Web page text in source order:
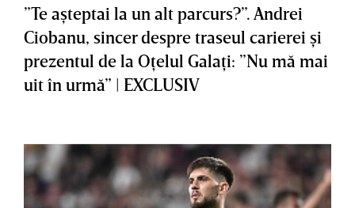
”Te aşteptai la un alt parcurs?”. Andrei
Ciobanu, sincer despre traseul carierei şi
prezentul de la Oţelul Galaţi: ”Nu mă mai
uit în urmă” | EXCLUSIV